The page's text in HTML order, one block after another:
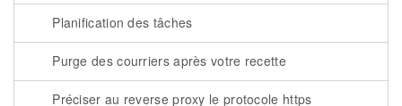
Planification des tâches
Purge des courriers après votre recette
Préciser au reverse proxy le protocole https